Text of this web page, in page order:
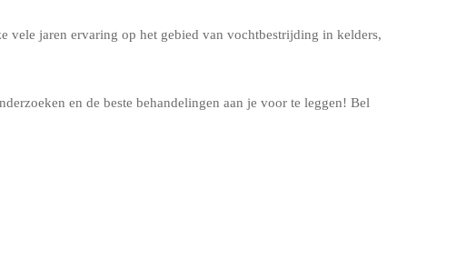
vele jaren ervaring op het gebied van vochtbestrijding in kelders,
en de beste behandelingen aan je voor te leggen! Bel